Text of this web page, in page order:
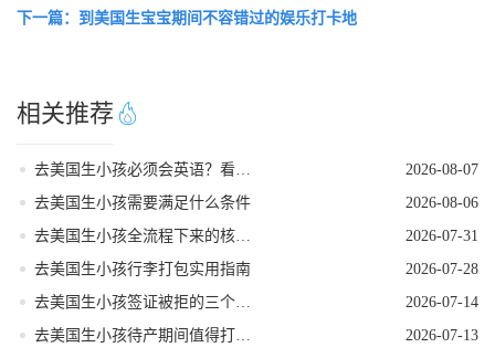
下一篇：到美国生宝宝期间不容错过的娱乐打卡地
相关推荐
2026-08-07
去美国生小孩需要满足什么条件
2026-08-06
2026-07-31
去美国生小孩行李打包实用指南
2026-07-28
2026-07-14
2026-07-13